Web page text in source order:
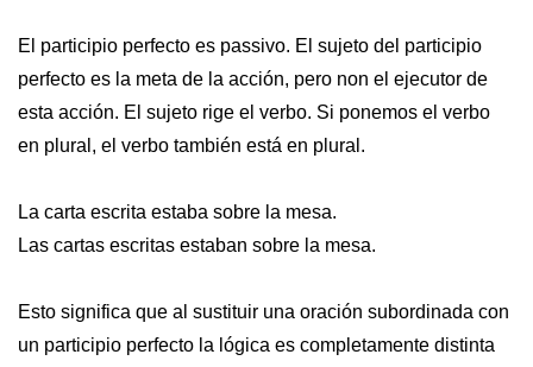
El participio perfecto es passivo. El sujeto del participio
perfecto es la meta de la acción, pero non el ejecutor de
esta acción. El sujeto rige el verbo. Si ponemos el verbo
en plural, el verbo también está en plural.
La carta escrita estaba sobre la mesa.
Las cartas escritas estaban sobre la mesa.
Esto significa que al sustituir una oración subordinada con
un participio perfecto la lógica es completamente distinta